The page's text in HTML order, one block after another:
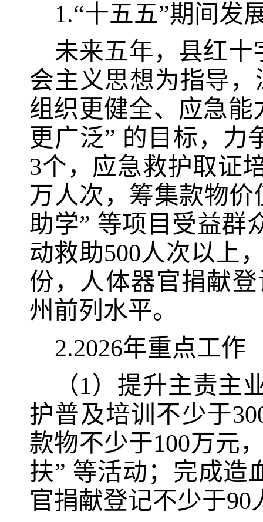
1.“十五五”期间发
未来五年，县红
会主义思想为指导
组织更健全、应急
更广泛” 的目标，力
3个，应急救护取证
万人次，筹集款物价
助学” 等项目受益群
动救助500人次以上
份，人体器官捐献
州前列水平。
2.2026年重点工作
（1） 提升主责主
护普及培训不少于
款物不少于100万元
扶” 等活动；完成造
官捐献登记不少于